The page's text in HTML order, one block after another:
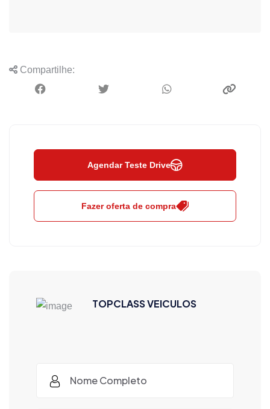
Compartilhe:
Agendar Teste Drive
Fazer oferta de compra
TOPCLASS VEICULOS